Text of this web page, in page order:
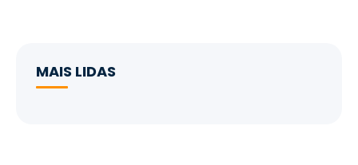
MAIS LIDAS